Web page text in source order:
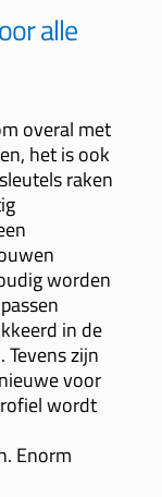
alle
overal met
het is ook
raken
worden
in de
zijn
voor
wordt
Enorm